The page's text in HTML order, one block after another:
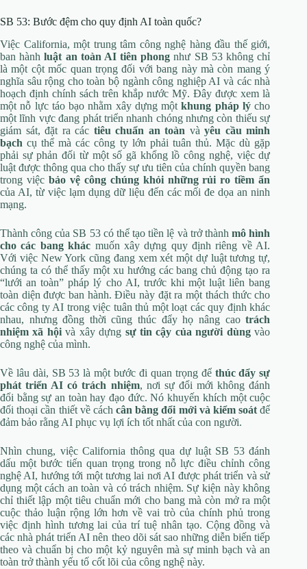
SB 53: Bước đệm cho quy định AI toàn quốc?
Việc California, một trung tâm công nghệ hàng đầu thế giới,
ban hànhluật an toàn AI tiên phong như SB 53 không chỉ
là một cột mốc quan trọng đối với bang này mà còn mang ý
nghĩa sâu rộng cho toàn bộ ngành công nghiệp AI và các nhà
hoạch định chính sách trên khắp nước Mỹ. Đây được xem là
một nỗ lực táo bạo nhằm xây dựng mộtkhung pháp lýcho
một lĩnh vực đang phát triển nhanh chóng nhưng còn thiếu sự
giám sát, đặt ra các tiêu chuẩn an toàn vàyêu cầu minh
bạch cụ thể mà các công ty lớn phải tuân thủ. Mặc dù gặp
phải sự phản đối từ một số gã khổng lồ công nghệ, việc dự
luật được thông qua cho thấy sự ưu tiên của chính quyền bang
trong việc bảo vệ công chúng khỏi những rủi ro tiềm ẩn
của AI, từ việc lạm dụng dữ liệu đến các mối đe dọa an ninh
mạng.
Thành công của SB 53 có thể tạo tiền lệ và trở thànhmô hình
cho các bang khác muốn xây dựng quy định riêng về AI.
Với việc New York cũng đang xem xét một dự luật tương tự,
chúng ta có thể thấy một xu hướng các bang chủ động tạo ra
“lưới an toàn” pháp lý cho AI, trước khi một luật liên bang
toàn diện được ban hành. Điều này đặt ra một thách thức cho
các công ty AI trong việc tuân thủ một loạt các quy định khác
nhau, nhưng đồng thời cũng thúc đẩy họ nâng caotrách
nhiệm xã hộivà xây dựng sự tin cậy của người dùngvào
công nghệ của mình.
Về lâu dài, SB 53 là một bước đi quan trọng để thúc đẩy sự
phát triển AI có trách nhiệm, nơi sự đổi mới không đánh
đổi bằng sự an toàn hay đạo đức. Nó khuyến khích một cuộc
đối thoại cần thiết về cáchcân bằng đổi mới và kiểm soát để
đảm bảo rằng AI phục vụ lợi ích tốt nhất của con người.
Nhìn chung, việc California thông qua dự luật SB 53 đánh
dấu một bước tiến quan trọng trong nỗ lực điều chỉnh công
nghệ AI, hướng tới một tương lai nơi AI được phát triển và sử
dụng một cách an toàn và có trách nhiệm. Sự kiện này không
chỉ thiết lập một tiêu chuẩn mới cho bang mà còn mở ra một
cuộc thảo luận rộng lớn hơn về vai trò của chính phủ trong
việc định hình tương lai của trí tuệ nhân tạo. Cộng đồng và
các nhà phát triển AI nên theo dõi sát sao những diễn biến tiếp
theo và chuẩn bị cho một kỷ nguyên mà sự minh bạch và an
toàn trở thành yếu tố cốt lõi của công nghệ này.